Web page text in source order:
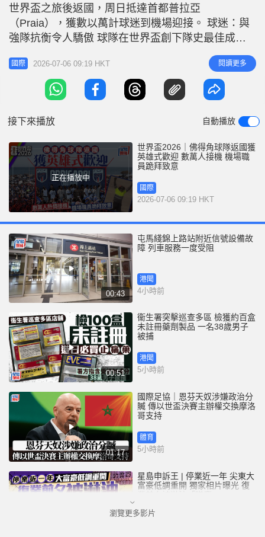
n
世界盃之旅後返國，周日抵達首都普拉亞
（Praia），獲數以萬計球迷到機場迎接。 球迷：與
強隊抗衡令人驕傲 球隊在世界盃創下隊史最佳成績
後回國，機場一帶氣氛如嘉年華般熱鬧，支持者敲
鼓、跳舞、高呼口號，並揮舞國旗，迎接「藍鯊」回
家。從網上片段可見，一名機場地勤職員在客機抵達
機場，向球隊乘搭的飛機跪拜致意。 佛得角在世界
國際 2026-07-06 09:19 HKT 閱讀更多
接下來播放 自動播放
正在播放中
世界盃2026｜佛得角球隊返國獲
英雄式歡迎 數萬人接機 機場職
員跪拜致意
國際
2026-07-06 09:19 HKT
00:43
屯馬綫錦上路站附近信號設備故
障 列車服務一度受阻
港聞
4小時前
00:51
衞生署突擊巡查多區 檢獲約百盒
未註冊藥劑製品 一名38歲男子
被捕
港聞
5小時前
01:17
國際足協｜恩芬天奴涉嫌政治分
贓 傳以世盃決賽主辦權交換摩洛
哥支持
體育
5小時前
星島申訴王 | 停業近一年 尖東大
富豪低調重開 獨家相片曝光 復
業前夕被淋油「贈慶」
港聞
瀏覽更多影片